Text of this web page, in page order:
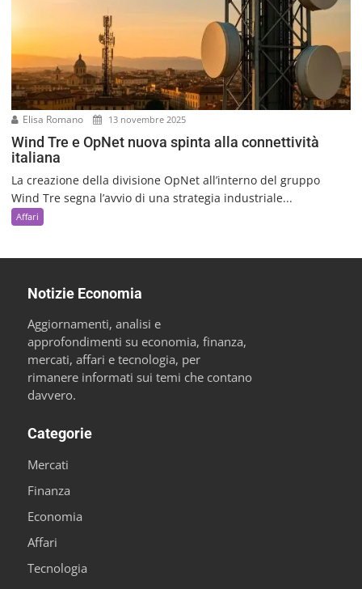
Elisa Romano 13 novembre 2025
Wind Tre e OpNet nuova spinta alla connettività
italiana
La creazione della divisione OpNet all’interno del gruppo
Wind Tre segna l’avvio di una strategia industriale...
Affari
Notizie Economia
Aggiornamenti, analisi e
approfondimenti su economia, finanza,
mercati, affari e tecnologia, per
rimanere informati sui temi che contano
davvero.
Categorie
Mercati
Finanza
Economia
Affari
Tecnologia